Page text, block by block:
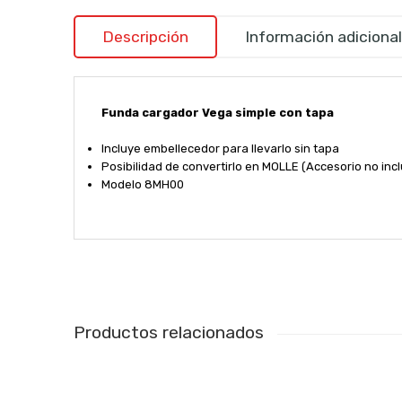
Descripción Información adicional
Funda cargador Vega simple con tapa
Incluye embellecedor para llevarlo sin tapa
Posibilidad de convertirlo en MOLLE (Accesorio no
Modelo 8MH00
Productos relacionados